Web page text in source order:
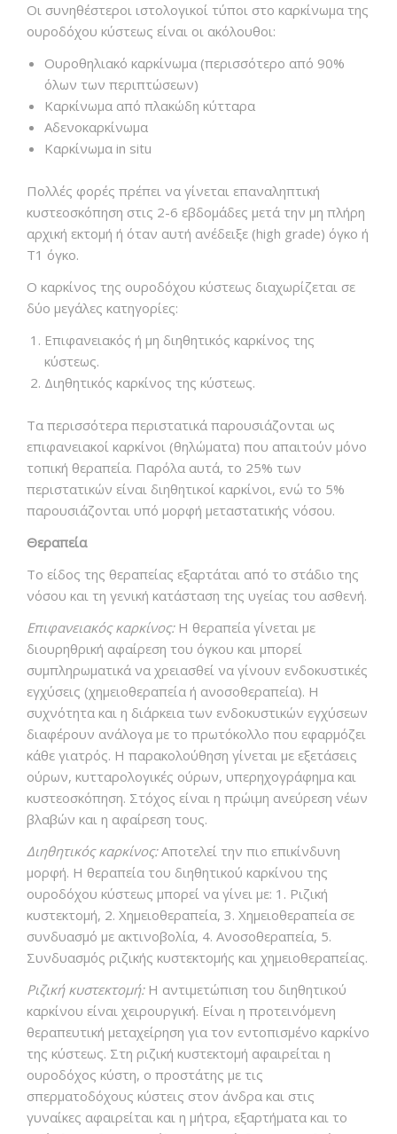
Οι συνηθέστεροι ιστολογικοί τύποι στο καρκίνωμα της
ουροδόχου κύστεως είναι οι ακόλουθοι:
Ουροθηλιακό καρκίνωμα (περισσότερο από 90%
όλων των περιπτώσεων)
Καρκίνωμα από πλακώδη κύτταρα
Αδενοκαρκίνωμα
Καρκίνωμα in situ
Πολλές φορές πρέπει να γίνεται επαναληπτική
κυστεοσκόπηση στις 2-6 εβδομάδες μετά την μη πλήρη
αρχική εκτομή ή όταν αυτή ανέδειξε (high grade) όγκο ή
Τ1 όγκο.
Ο καρκίνος της ουροδόχου κύστεως διαχωρίζεται σε
δύο μεγάλες κατηγορίες:
Επιφανειακός ή μη διηθητικός καρκίνος της
κύστεως.
Διηθητικός καρκίνος της κύστεως.
Τα περισσότερα περιστατικά παρουσιάζονται ως
επιφανειακοί καρκίνοι (θηλώματα) που απαιτούν μόνο
τοπική θεραπεία. Παρόλα αυτά, το 25% των
περιστατικών είναι διηθητικοί καρκίνοι, ενώ το 5%
παρουσιάζονται υπό μορφή μεταστατικής νόσου.
Θεραπεία
Το είδος της θεραπείας εξαρτάται από το στάδιο της
νόσου και τη γενική κατάσταση της υγείας του ασθενή.
Επιφανειακός καρκίνος:Η θεραπεία γίνεται με
διουρηθρική αφαίρεση του όγκου και μπορεί
συμπληρωματικά να χρειασθεί να γίνουν ενδοκυστικές
εγχύσεις (χημειοθεραπεία ή ανοσοθεραπεία). Η
συχνότητα και η διάρκεια των ενδοκυστικών εγχύσεων
διαφέρουν ανάλογα με το πρωτόκολλο που εφαρμόζει
κάθε γιατρός. Η παρακολούθηση γίνεται με εξετάσεις
ούρων, κυτταρολογικές ούρων, υπερηχογράφημα και
κυστεοσκόπηση. Στόχος είναι η πρώιμη ανεύρεση νέων
βλαβών και η αφαίρεση τους.
Διηθητικός καρκίνος:Αποτελεί την πιο επικίνδυνη
μορφή. Η θεραπεία του διηθητικού καρκίνου της
ουροδόχου κύστεως μπορεί να γίνει με: 1. Ριζική
κυστεκτομή, 2. Χημειοθεραπεία, 3. Χημειοθεραπεία σε
συνδυασμό με ακτινοβολία, 4. Ανοσοθεραπεία, 5.
Συνδυασμός ριζικής κυστεκτομής και χημειοθεραπείας.
Ριζική κυστεκτομή:Η αντιμετώπιση του διηθητικού
καρκίνου είναι χειρουργική. Είναι η προτεινόμενη
θεραπευτική μεταχείρηση για τον εντοπισμένο καρκίνο
της κύστεως. Στη ριζική κυστεκτομή αφαιρείται η
ουροδόχος κύστη, ο προστάτης με τις
σπερματοδόχους κύστεις στον άνδρα και στις
γυναίκες αφαιρείται και η μήτρα, εξαρτήματα και το